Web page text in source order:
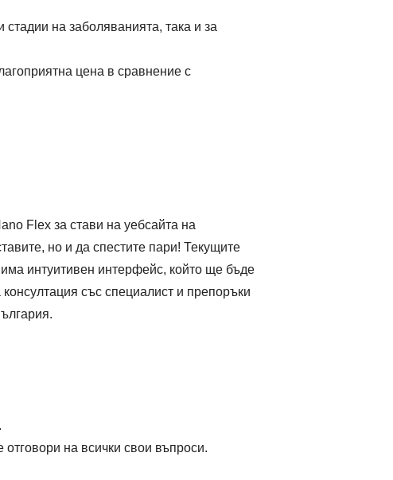
на заболяванията, така и за
цена в сравнение с
Flex за стави на уебсайта на
но и да спестите пари! Текущите
интуитивен интерфейс, който ще бъде
със специалист и препоръки
на всички свои въпроси.